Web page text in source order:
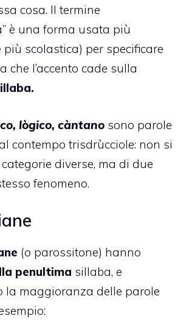
cosa. Il termine
è una forma usata più
più scolastica) per specificare
che l’accento cade sulla
lògico, càntano sono parole
contempo trisdrùcciole: non si
diverse, ma di due
fenomeno.
(o parossitone) hanno
penultima sillaba, e
la maggioranza delle parole